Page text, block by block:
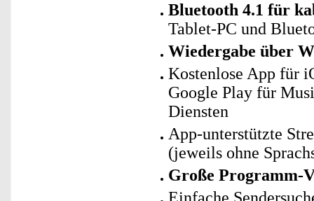
Bluetooth 4.1 für
Tablet-PC und
Wiedergabe über
Kostenlose App für
Google Play für
Diensten
App-unterstützte
(jeweils ohne
Große Programm-